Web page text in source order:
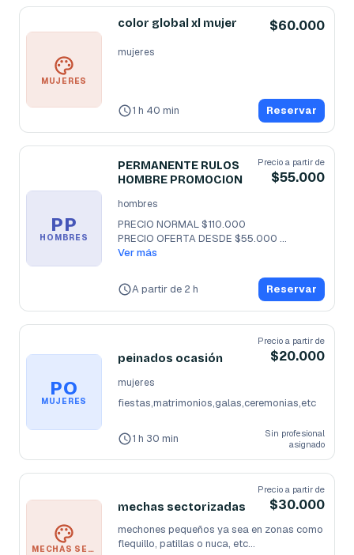
MUJERES
color global xl mujer $60.000
mujeres
1 h 40 min Reservar
PP
HOMBRES
PERMANENTE RULOS
HOMBRE PROMOCION
Precio a partir de
$55.000
hombres
PRECIO NORMAL $110.000
PRECIO OFERTA DESDE $55.000
EFECTIVO / DEBITO
MINIMO
Ver más
A partir de 2 h Reservar
PO
MUJERES
peinados ocasión
Precio a partir de
$20.000
mujeres
fiestas,matrimonios,galas,ceremonias,etc
1 h 30 min
Sin profesional
asignado
MECHAS SECTORIZADAS
mechas sectorizadas
Precio a partir de
$30.000
mechones pequeños ya sea en zonas como
flequillo, patillas o nuca, etc...